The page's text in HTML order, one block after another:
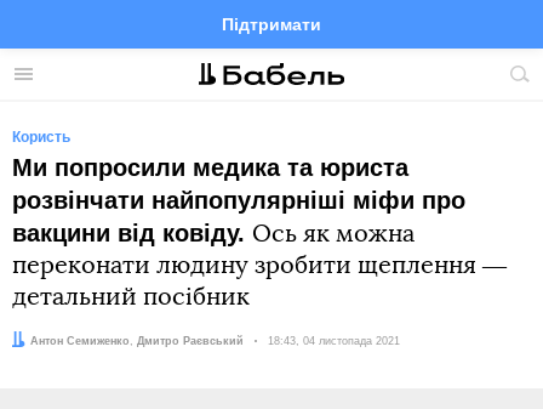
Меню
Підтримати
FacebookTelegramTwitter
Користь
Ми попросили медика та юриста
розвінчати найпопулярніші міфи про
вакцини від ковіду. Ось як можна
переконати людину зробити щеплення ―
детальний посібник
Автор:
Антон Семиженко
Редактор: Дмитро Раєвський Дата:
18:43, 04 листопада 2021